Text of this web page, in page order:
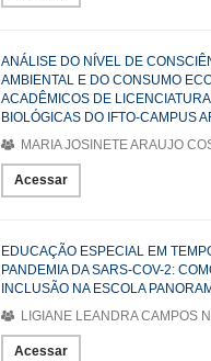
ANÁLISE DO NÍVEL DE
AMBIENTAL E DO CONSUMO
ACADÊMICOS DE
BIOLÓGICAS DO IFTO-CAMPUS
MARIA JOSINETE ARAUJO
Acessar
EDUCAÇÃO ESPECIAL EM
PANDEMIA DA SARS-COV-2:
INCLUSÃO NA ESCOLA
LIGIANE LEANDRA CAMPOS
Acessar